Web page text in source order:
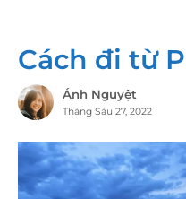
Cách đi từ
Ánh Nguyệt
Tháng Sáu 27, 2022